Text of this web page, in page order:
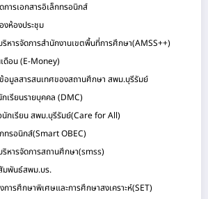
การเอกสารอิเล็กทรอนิกส์
งห้องประชุม
หารจัดการสำนักงานเขตพื้นที่การศึกษา(AMSS++)
ดือน (E-Money)
อมูลสารสนเทศของสถานศึกษา สพม.บุรีรัมย์
เรียนรายบุคคล (DMC)
นักเรียน สพม.บุรีรัมย์(Care for All)
ทรอนิกส์(Smart OBEC)
หารจัดการสถานศึกษา(smss)
มพันธ์สพม.บร.
การศึกษาพิเศษและการศึกษาสงเคราะห์(SET)